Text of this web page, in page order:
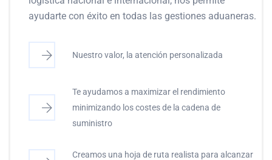
ayudarte con éxito en todas las gestiones aduaneras.
Nuestro valor, la atención personalizada
Te ayudamos a maximizar el rendimiento
minimizando los costes de la cadena de
suministro
Creamos una hoja de ruta realista para alcanzar